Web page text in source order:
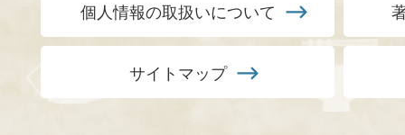
個人情報の取扱いについて
サイトマップ